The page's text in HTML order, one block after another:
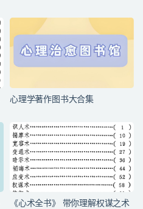
心理学著作图书大合集
《心术全书》 带你理解权谋之术